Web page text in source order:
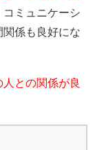
コミュニケーシ
関係も良好にな
人との関係が良